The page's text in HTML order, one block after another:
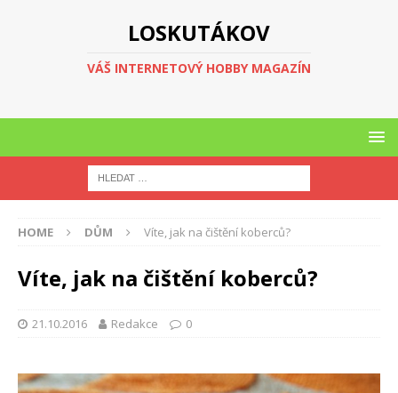
LOSKUTÁKOV
VÁŠ INTERNETOVÝ HOBBY MAGAZÍN
HOME DŮM Víte, jak na čištění koberců?
Víte, jak na čištění koberců?
21.10.2016 Redakce 0